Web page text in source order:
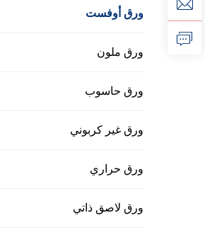
الأسطح: مطفي للحصول على
منشورات المنتجات). نحن
أيضًا قصًا مخصصًا للمشاريع
لاستخدام أوراق غير متطابقة
ورق الطباعة الأوفستية ليس
في المطبعة أن تلتقط الأوراق
وللمطابعين، هذا يترجم إلى
ورق أوفست
ورق ملون
ورق حاسوب
ورق غير كربوني
ورق حراري
ورق لاصق ذاتي